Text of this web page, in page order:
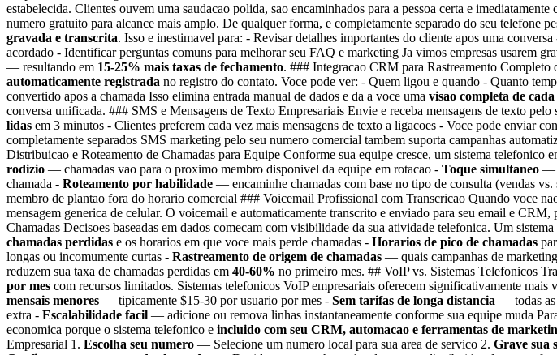
estabelecida. Clientes ouvem uma saudacao polida, sao encaminhados para a pessoa certa e
numero gratuito para alcance mais amplo. De qualquer forma, e completamente separado do seu telefone
gravada e transcrita. Isso e inestimavel para: - Revisar detalhes importantes do cliente apos uma
acordado - Identificar perguntas comuns para melhorar seu FAQ e marketing Ja vimos empresas usarem
— resultando em 15-25% mais taxas de fechamento. ### Integracao CRM para Rastreamento Completo
automaticamente registrada no registro do contato. Voce pode ver: - Quem ligou e quando - Quanto
convertido apos a chamada Isso elimina entrada manual de dados e da a voce uma visao completa de
conversa unificada. ### SMS e Mensagens de Texto Empresariais Envie e receba mensagens de texto pelo
lidas em 3 minutos - Clientes preferem cada vez mais mensagens de texto a ligacoes - Voce pode enviar
completamente separados SMS marketing pelo seu numero comercial tambem suporta campanhas
Distribuicao e Roteamento de Chamadas para Equipe Conforme sua equipe cresce, um sistema telefonico
rodizio — chamadas vao para o proximo membro disponivel da equipe em rotacao - Toque simultaneo —
chamada - Roteamento por habilidade — encaminhe chamadas com base no tipo de consulta (vendas vs.
membro de plantao fora do horario comercial ### Voicemail Profissional com Transcricao Quando voce
mensagem generica de celular. O voicemail e automaticamente transcrito e enviado para seu email e
Chamadas Decisoes baseadas em dados comecam com visibilidade da sua atividade telefonica. Um
chamadas perdidas e os horarios em que voce mais perde chamadas - Horarios de pico de chamadas
longas ou incomumente curtas - Rastreamento de origem de chamadas — quais campanhas de
reduzem sua taxa de chamadas perdidas em 40-60% no primeiro mes. ## VoIP vs. Sistemas Telefonicos
por mes com recursos limitados. Sistemas telefonicos VoIP empresariais oferecem significativamente mais
mensais menores — tipicamente $15-30 por usuario por mes - Sem tarifas de longa distancia — todas as
extra - Escalabilidade facil — adicione ou remova linhas instantaneamente conforme sua equipe muda
economica porque o sistema telefonico e incluido com seu CRM, automacao e ferramentas de
Empresarial 1. Escolha seu numero — Selecione um numero local para sua area de servico 2. Grave sua